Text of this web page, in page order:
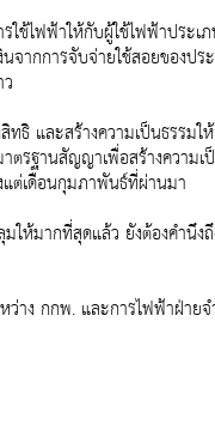
ใช้ไฟฟ้าให้กับผู้ใช้ไฟฟ้าปร
กการจับจ่ายใช้สอยของปร
และสร้างความเป็นธรรมใ
รฐานสัญญาเพื่อสร้างความ
ต่เดือนกุมภาพันธ์ที่ผ่านมา
ให้มากที่สุดแล้ว ยังต้องคำนึ
าง กกพ. และการไฟฟ้าฝ่า